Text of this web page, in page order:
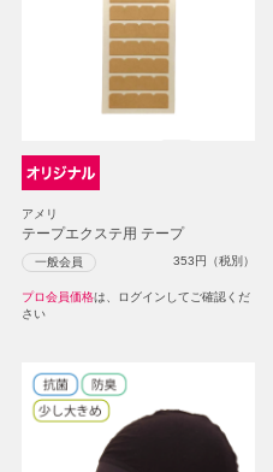
アメリ
テープエクステ用 テープ
一般会員 353円（税別）
プロ会員価格は、ログインしてご確認くだ
さい